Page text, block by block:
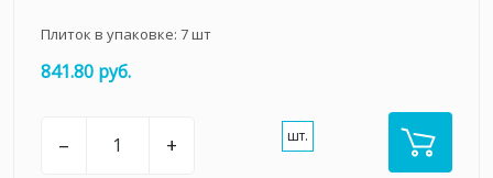
Плиток в упаковке: 7шт
841.80 руб.
– + шт.